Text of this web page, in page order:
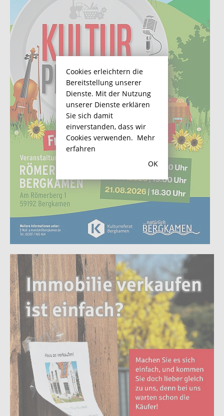
Cookies erleichtern die
Bereitstellung unserer
Dienste. Mit der Nutzung
unserer Dienste erklären
Sie sich damit
einverstanden, dass wir
Cookies verwenden. Mehr
erfahren
OK